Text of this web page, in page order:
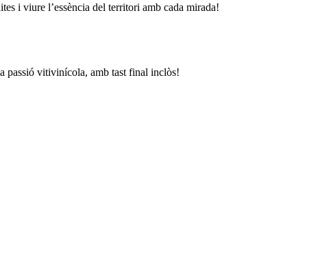
i viure l’essència del territori amb cada mirada!
passió vitivinícola, amb tast final inclòs!